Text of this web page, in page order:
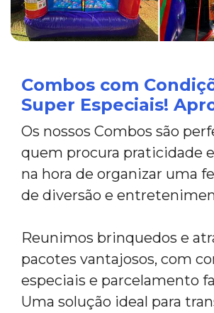
Combos com
Super Especiais!
Os nossos Combos são
quem procura praticidade
na hora de organizar uma
de diversão e
Reunimos brinquedos e
pacotes vantajosos, com
especiais e parcelamento
Uma solução ideal para